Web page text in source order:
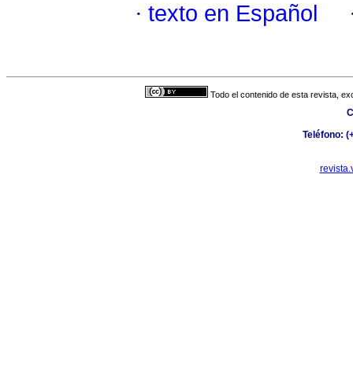
· texto en Español
Todo el contenido de esta revista,
Teléfono: